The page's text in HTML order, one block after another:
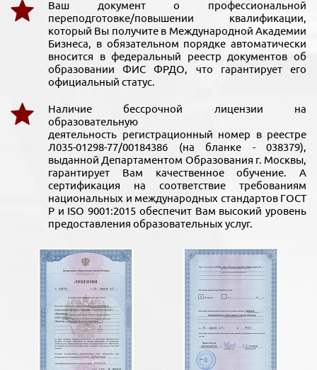
Ваш документ о профессиональной
переподготовке/повышении квалификации,
который Вы получите в Международной Академии
Бизнеса, в обязательном порядке автоматически
вносится в федеральный реестр документов об
образовании ФИС ФРДО, что гарантирует его
официальный статус.
Наличие бессрочной лицензии на
образовательную
деятельность регистрационный номер в реестре
Л035-01298-77/00184386 (на бланке - 038379),
выданной Департаментом Образования г. Москвы,
гарантирует Вам качественное обучение. А
сертификация на соответствие требованиям
национальных и международных стандартов ГОСТ
Р и ISO 9001:2015 обеспечит Вам высокий уровень
предоставления образовательных услуг.